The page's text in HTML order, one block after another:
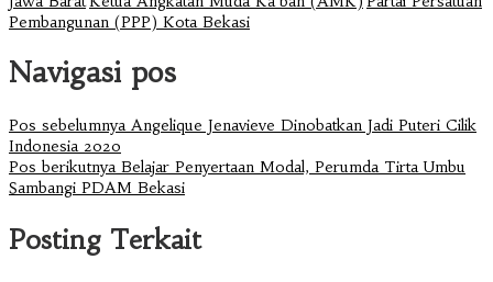
Pembangunan (PPP) Kota Bekasi
Navigasi pos
Pos sebelumnyaAngelique Jenavieve Dinobatkan Jadi Puteri Cilik
Indonesia 2020
Pos berikutnyaBelajar Penyertaan Modal, Perumda Tirta Umbu
Sambangi PDAM Bekasi
Posting Terkait